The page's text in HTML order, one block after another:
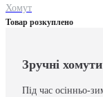
Хомут
Товар розкуплено
Зручні
Під час осінньо-